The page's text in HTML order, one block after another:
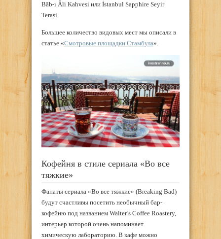
Bâb-ı Âli Kahvesi или İstanbul Sapphire Seyir
Terasi.
Большее количество видовых мест мы описали в
статье «Смотровые площадки Стамбула».
Кофейня в стиле сериала «Во все
тяжкие»
Фанаты сериала «Во все тяжкие» (Breaking Bad)
будут счастливы посетить необычный бар-
кофейню под названием Walter’s Coffee Roastery,
интерьер которой очень напоминает
химическую лабораторию. В кафе можно